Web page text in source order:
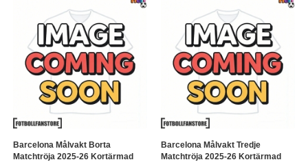
Barcelona Målvakt Borta
Matchtröja 2025-26 Kortärmad
Barcelona Målvakt Tredje
Matchtröja 2025-26 Kortärmad